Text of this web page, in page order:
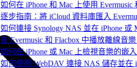
如何在 iPhone 和 Mac 上使用
逐步指南：將 iCloud 資料庫匯入
如何連接 Synology NAS 並在 iPhone 或
在 Evermusic 和 Flacbox 中播放離線音
如何在 iPhone 或 Mac 上檢視音樂的嵌
如何使用 WebDAV 連接 NAS 儲存並在